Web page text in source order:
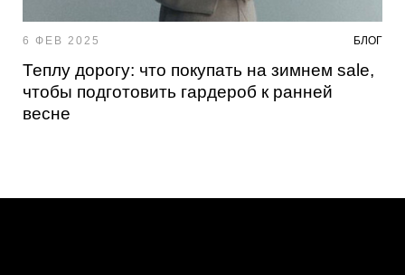
6 ФЕВ 2025 БЛОГ
Теплу дорогу: что покупать на зимнем sale,
чтобы подготовить гардероб к ранней
весне